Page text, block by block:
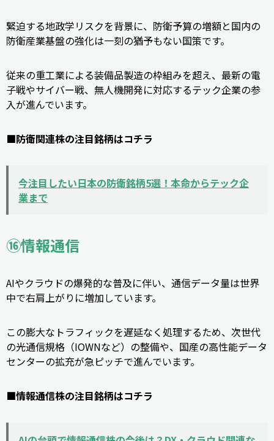
緊迫する地政学リスクを背景に、防衛予算の増額と国内の
防衛産業基盤の強化は一刻の猶予もない国策です。
従来の重工業による装備品製造の枠組みを超え、最新の電
子戦やサイバー戦、無人機開発に対応するテック企業の参
入が進んでいます。
■防衛関連株の注目銘柄はコチラ
今注目したい日本の防衛銘柄5選！本命からテック企
業まで
⑯情報通信
AIやクラウドの爆発的な普及に伴い、通信データ量は世界
中で右肩上がりに増加しています。
この膨大なトラフィックを遅延なく処理するため、次世代
の光通信規格（IOWNなど）の整備や、国産の高性能データ
センターの拡充が急ピッチで進んでいます。
■情報通信株の注目銘柄はコチラ